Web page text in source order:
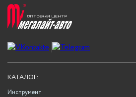
КАТАЛОГ:
Инструмент